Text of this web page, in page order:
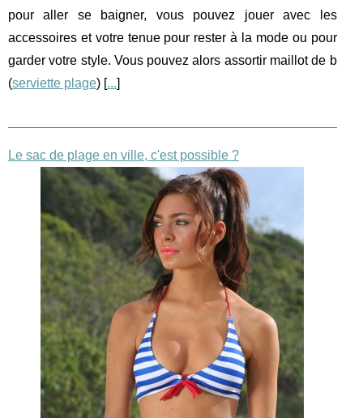
pour aller se baigner, vous pouvez jouer avec les
accessoires et votre tenue pour rester à la mode ou pour
garder votre style. Vous pouvez alors assortir maillot de b
(serviette plage) [...]
Le sac de plage en ville, c'est possible ?